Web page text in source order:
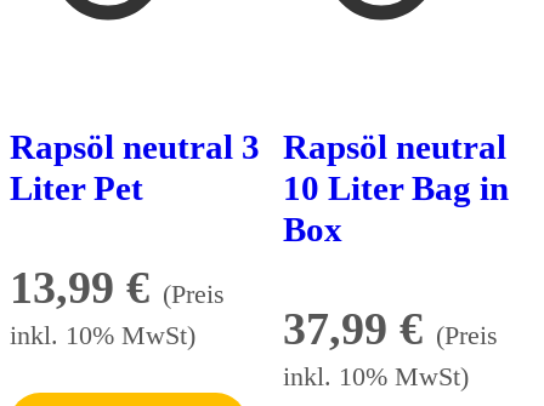
Rapsöl neutral 3
Liter Pet
13,99 € (Preis
inkl. 10% MwSt)
Rapsöl neutral
10 Liter Bag in
Box
37,99 € (Preis
inkl. 10% MwSt)